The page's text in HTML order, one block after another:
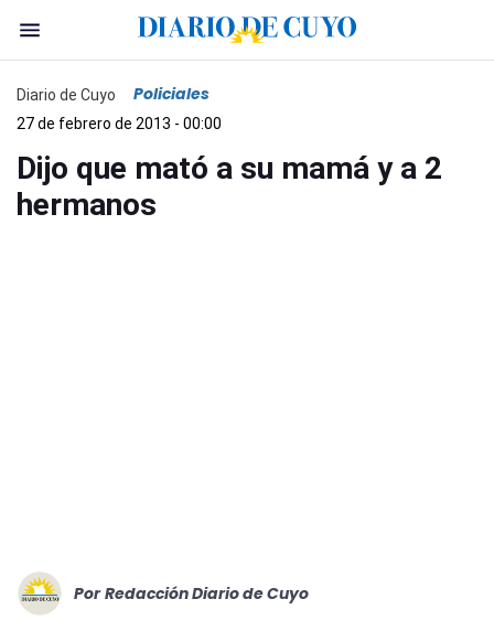
Diario de Cuyo Policiales
27 de febrero de 2013 - 00:00
Dijo que mató a su mamá y a 2
hermanos
Por Redacción Diario de Cuyo